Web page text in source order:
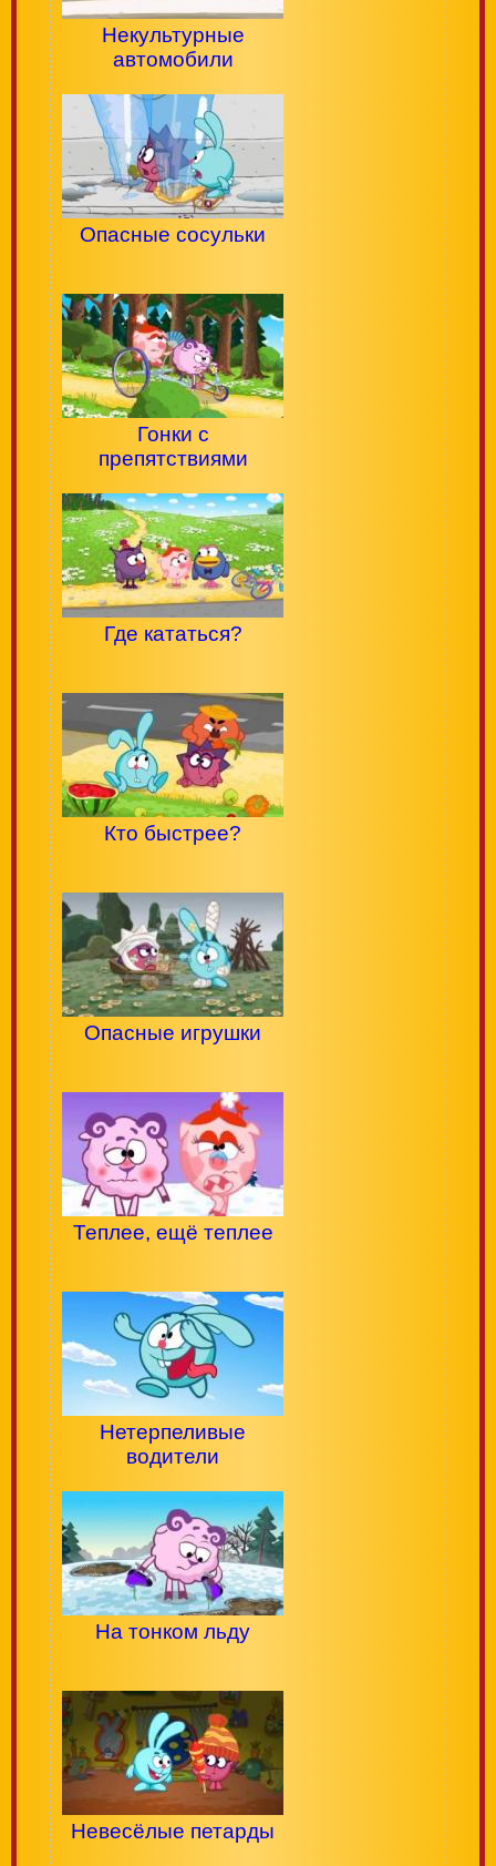
Некультурные
автомобили
Опасные сосульки
Гонки с
препятствиями
Где кататься?
Кто быстрее?
Опасные игрушки
Теплее, ещё теплее
Нетерпеливые
водители
На тонком льду
Невесёлые петарды